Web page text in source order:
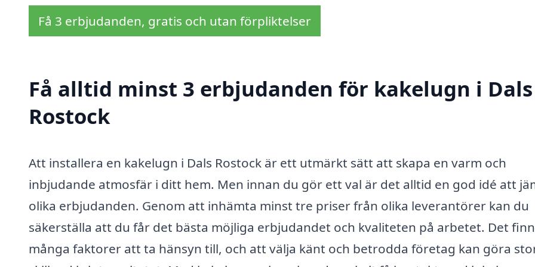
Få 3 erbjudanden, gratis och utan förpliktelser
Få alltid minst 3 erbjudanden för kakelugn i Dals
Rostock
Att installera en kakelugn i Dals Rostock är ett utmärkt sätt att skapa en varm och
inbjudande atmosfär i ditt hem. Men innan du gör ett val är det alltid en god idé att
olika erbjudanden. Genom att inhämta minst tre priser från olika leverantörer kan du
säkerställa att du får det bästa möjliga erbjudandet och kvaliteten på arbetet. Det
många faktorer att ta hänsyn till, och att välja känt och betrodda företag kan göra